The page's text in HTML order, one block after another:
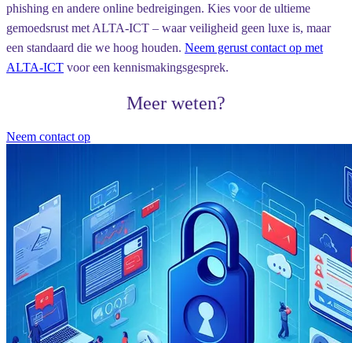
phishing en andere online bedreigingen. Kies voor de ultieme
gemoedsrust met ALTA-ICT – waar veiligheid geen luxe is, maar
een standaard die we hoog houden. Neem gerust contact op met
ALTA-ICT voor een kennismakingsgesprek.
Meer weten?
Neem contact op